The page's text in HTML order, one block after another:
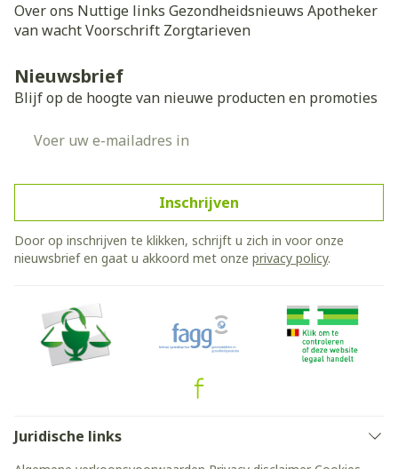
Over ons Nuttige links Gezondheidsnieuws Apotheker
van wachtVoorschrift Zorgtarieven
Nieuwsbrief
Blijf op de hoogte van nieuwe producten en promoties
Inschrijven
Door op inschrijven te klikken, schrijft u zich in voor onze
nieuwsbrief en gaat u akkoord met onze privacy policy.
Juridische links